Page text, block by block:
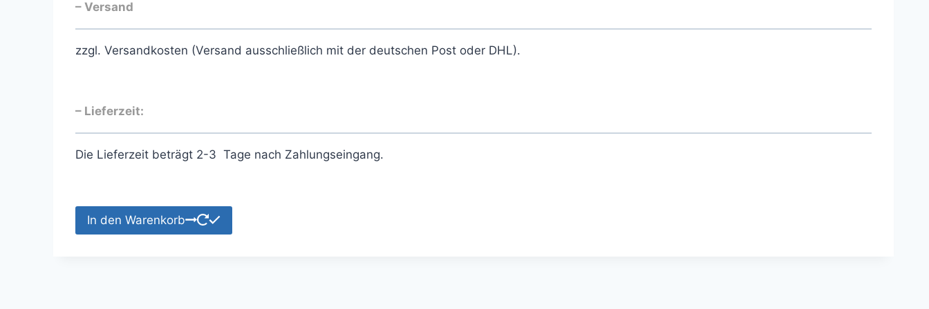
– Versand
zzgl. Versandkosten (Versand ausschließlich mit der deutschen Post oder DHL).
– Lieferzeit:
Die Lieferzeit beträgt 2-3 Tage nach Zahlungseingang.
In den Warenkorb